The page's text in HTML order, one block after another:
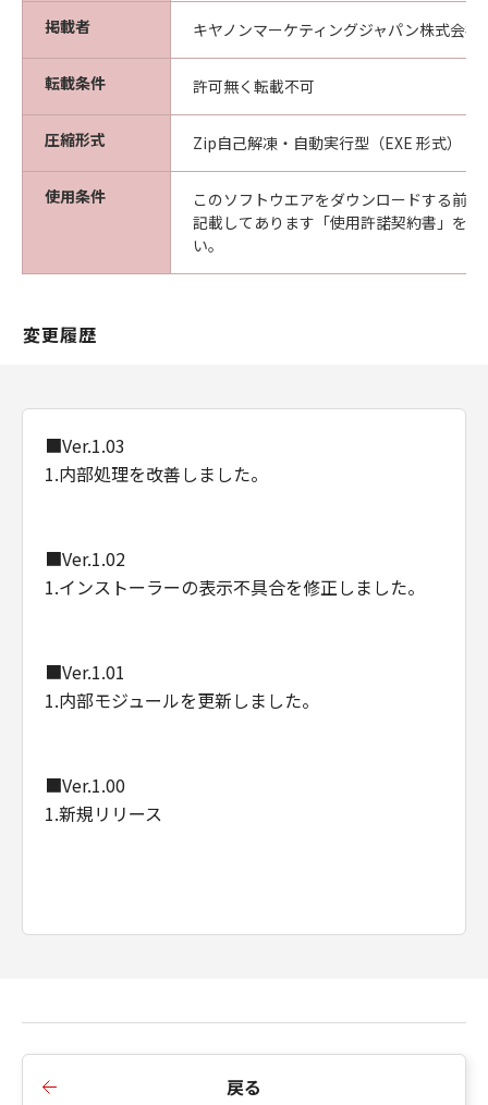
掲載者 キヤノンマーケティングジャパン株式会社
転載条件 許可無く転載不可
圧縮形式 Zip自己解凍・自動実行型（EXE 形式）
使用条件
このソフトウエアをダウンロードする前
記載してあります「使用許諾契約書」を
い。
変更履歴
■Ver.1.03
1.内部処理を改善しました。
■Ver.1.02
1.インストーラーの表示不具合を修正しました。
■Ver.1.01
1.内部モジュールを更新しました。
■Ver.1.00
1.新規リリース
戻る